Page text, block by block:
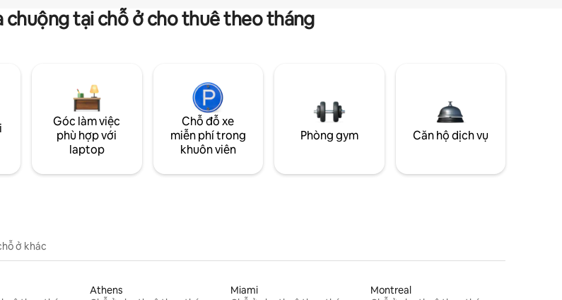
chuộng tại chỗ ở cho thuê theo tháng
Góc làm việc
phù hợp với
laptop
Chỗ đỗ xe
miễn phí trong
khuôn viên
Phòng gym Căn hộ dịch vụ
ở khác
Athens
Miami
Montreal